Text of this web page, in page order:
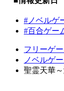
#ノベルゲ
#百合ゲー
フリーゲ
ノベルゲ
聖霊天華